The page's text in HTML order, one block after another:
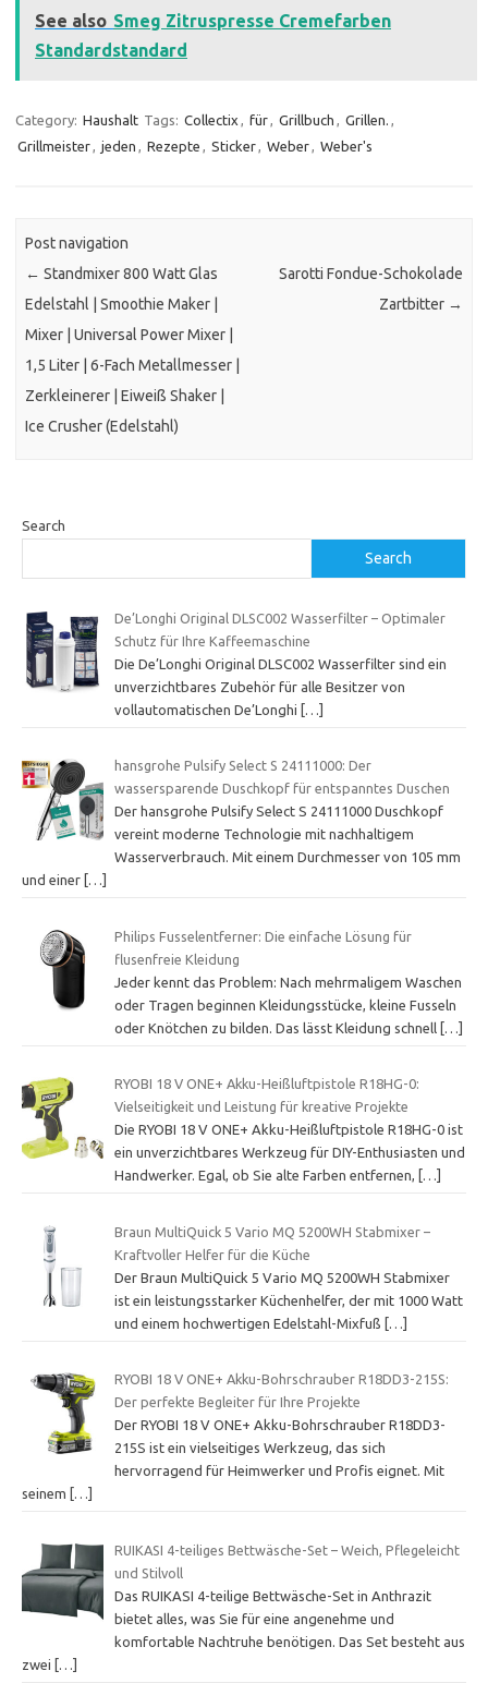
See also Smeg Zitruspresse Cremefarben
Standardstandard
Category: Haushalt Tags: Collectix , für, Grillbuch , Grillen. ,
Grillmeister, jeden , Rezepte , Sticker, Weber, Weber's
Post navigation
← Standmixer 800 Watt Glas
Edelstahl | Smoothie Maker |
Mixer | Universal Power Mixer |
1,5 Liter | 6-Fach Metallmesser |
Zerkleinerer | Eiweiß Shaker |
Ice Crusher (Edelstahl)
Sarotti Fondue-Schokolade
Zartbitter →
Search
Search
De’Longhi Original DLSC002 Wasserfilter – Optimaler
Schutz für Ihre Kaffeemaschine
Die De’Longhi Original DLSC002 Wasserfilter sind ein
unverzichtbares Zubehör für alle Besitzer von
vollautomatischen De’Longhi […]
hansgrohe Pulsify Select S 24111000: Der
wassersparende Duschkopf für entspanntes Duschen
Der hansgrohe Pulsify Select S 24111000 Duschkopf
vereint moderne Technologie mit nachhaltigem
Wasserverbrauch. Mit einem Durchmesser von 105 mm
und einer […]
Philips Fusselentferner: Die einfache Lösung für
flusenfreie Kleidung
Jeder kennt das Problem: Nach mehrmaligem Waschen
oder Tragen beginnen Kleidungsstücke, kleine Fusseln
oder Knötchen zu bilden. Das lässt Kleidung schnell […]
RYOBI 18 V ONE+ Akku-Heißluftpistole R18HG-0:
Vielseitigkeit und Leistung für kreative Projekte
Die RYOBI 18 V ONE+ Akku-Heißluftpistole R18HG-0 ist
ein unverzichtbares Werkzeug für DIY-Enthusiasten und
Handwerker. Egal, ob Sie alte Farben entfernen,
[…]
Braun MultiQuick 5 Vario MQ 5200WH Stabmixer –
Kraftvoller Helfer für die Küche
Der Braun MultiQuick 5 Vario MQ 5200WH Stabmixer
ist ein leistungsstarker Küchenhelfer, der mit 1000 Watt
und einem hochwertigen Edelstahl-Mixfuß […]
RYOBI 18 V ONE+ Akku-Bohrschrauber R18DD3-215S:
Der perfekte Begleiter für Ihre Projekte
Der RYOBI 18 V ONE+ Akku-Bohrschrauber R18DD3-
215S ist ein vielseitiges Werkzeug, das sich
hervorragend für Heimwerker und Profis eignet. Mit
seinem
[…]
RUIKASI 4-teiliges Bettwäsche-Set – Weich, Pflegeleicht
und Stilvoll
Das RUIKASI 4-teilige Bettwäsche-Set in Anthrazit
bietet alles, was Sie für eine angenehme und
komfortable Nachtruhe benötigen. Das Set besteht aus
zwei […]